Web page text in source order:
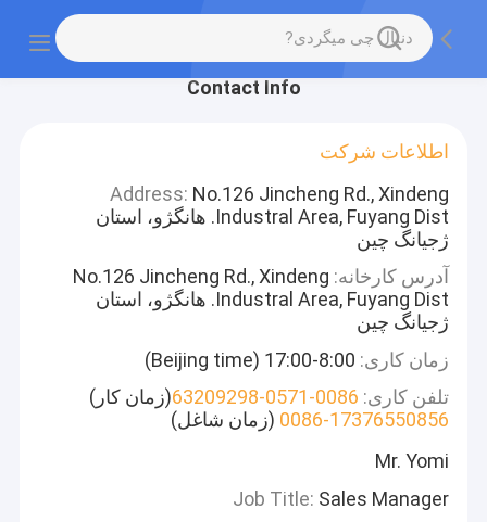
Contact Info
اطلاعات شرکت
Address: No.126 Jincheng Rd., Xindeng
Industral Area, Fuyang Dist. هانگژو، استان
ژجیانگ چین
آدرس کارخانه: No.126 Jincheng Rd., Xindeng
Industral Area, Fuyang Dist. هانگژو، استان
ژجیانگ چین
زمان کاری:
تلفن کاری: 0086-0571-63209298
(زمان کار)
0086-17376550856 (زمان شاغل)
Mr. Yomi
Job Title: Sales Manager